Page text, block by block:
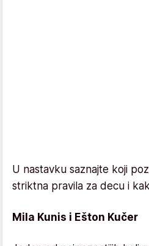
U nastavku saznajte koji
striktna pravila za decu i
Mila Kunis i Ešton Kučer